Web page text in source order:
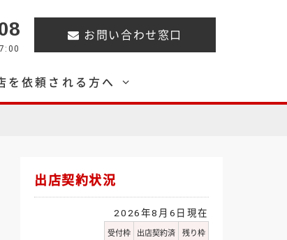
お問い合わせ窓口
を依頼される方へ
出店契約状況
2026年8月6日現在
受付枠
出店契約済
残り枠